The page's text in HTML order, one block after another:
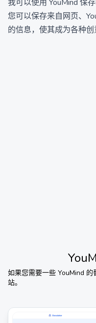
我可以使用 YouMind 保
您可以保存来自网页、
的信息，使其成为各种创
如果您需要一些 YouMind 的
站。